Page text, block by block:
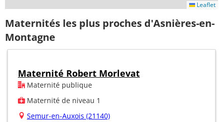
Leaflet
Maternités les plus proches d'Asnières-en-
Montagne
Maternité Robert Morlevat
Maternité publique
Maternité de niveau 1
Semur-en-Auxois (21140)